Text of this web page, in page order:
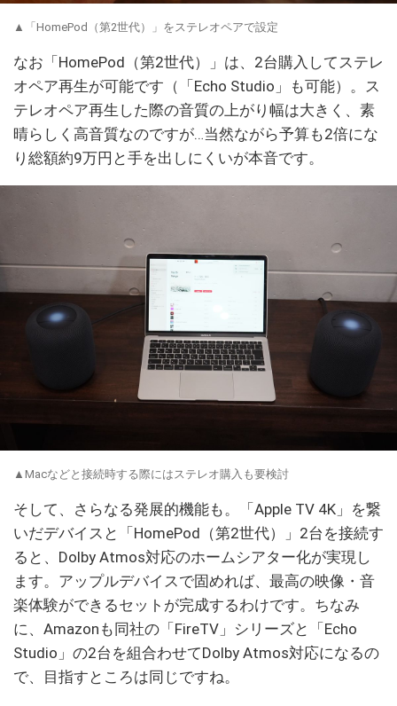
▲「HomePod（第2世代）」をステレオペアで設定
なお「HomePod（第2世代）」は、2台購入してステレ
オペア再生が可能です（「Echo Studio」も可能）。ス
テレオペア再生した際の音質の上がり幅は大きく、素
晴らしく高音質なのですが…当然ながら予算も2倍にな
り総額約9万円と手を出しにくいが本音です。
▲Macなどと接続時する際にはステレオ購入も要検討
そして、さらなる発展的機能も。「Apple TV 4K」を繋
いだデバイスと「HomePod（第2世代）」2台を接続す
ると、Dolby Atmos対応のホームシアター化が実現し
ます。アップルデバイスで固めれば、最高の映像・音
楽体験ができるセットが完成するわけです。ちなみ
に、Amazonも同社の「FireTV」シリーズと「Echo
Studio」の2台を組合わせてDolby Atmos対応になるの
で、目指すところは同じですね。